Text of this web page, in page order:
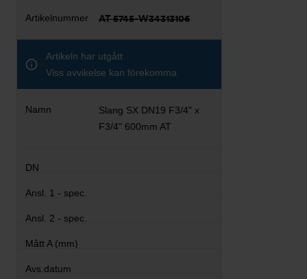
AT 5745-W34313106
Artikeln har utgått
Viss avvikelse kan förekomma
Slang SX DN19 F3/4" x
F3/4" 600mm AT